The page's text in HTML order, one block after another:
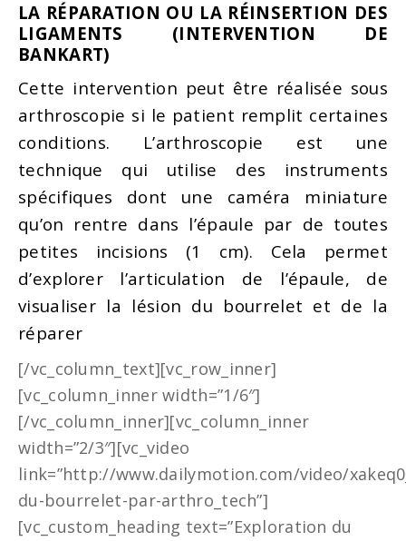
LA RÉPARATION OU LA RÉINSERTION DES
LIGAMENTS (INTERVENTION DE
BANKART)
Cette intervention peut être réalisée sous
arthroscopie si le patient remplit certaines
conditions. L’arthroscopie est une
technique qui utilise des instruments
spécifiques dont une caméra miniature
qu’on rentre dans l’épaule par de toutes
petites incisions (1 cm). Cela permet
d’explorer l’articulation de l’épaule, de
visualiser la lésion du bourrelet et de la
réparer
[/vc_column_text][vc_row_inner]
[vc_column_inner width=”1/6″]
[/vc_column_inner][vc_column_inner
width=”2/3″][vc_video
link=”http://www.dailymotion.com/video/
du-bourrelet-par-arthro_tech”]
[vc_custom_heading text=”Exploration du